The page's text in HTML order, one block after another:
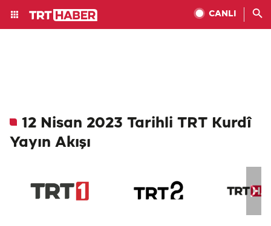
CANLI
12 Nisan 2023 Tarihli TRT Kurdî
Yayın Akışı